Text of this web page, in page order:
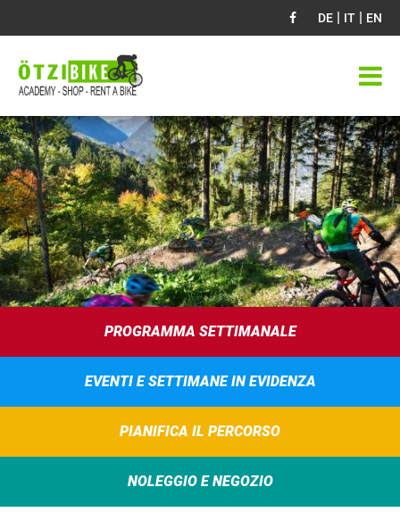
DE | IT | EN
PROGRAMMA SETTIMANALE
EVENTI E SETTIMANE IN EVIDENZA
PIANIFICA IL PERCORSO
NOLEGGIO E NEGOZIO